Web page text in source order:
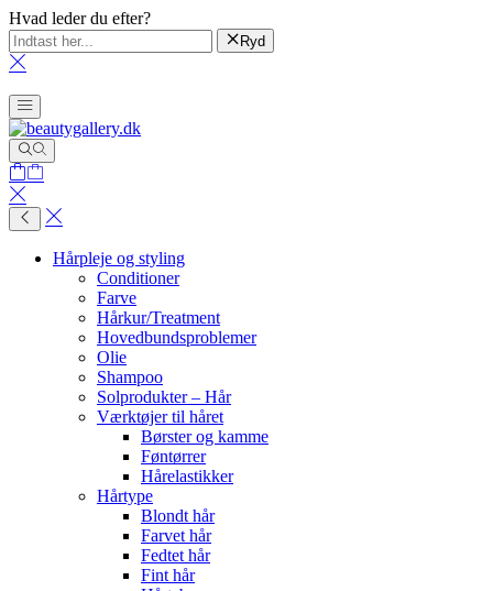
Hvad leder du efter?
Ryd
Hårpleje og styling
Conditioner
Farve
Hårkur/Treatment
Hovedbundsproblemer
Olie
Shampoo
Solprodukter – Hår
Værktøjer til håret
Børster og kamme
Føntørrer
Hårelastikker
Hårtype
Blondt hår
Farvet hår
Fedtet hår
Fint hår